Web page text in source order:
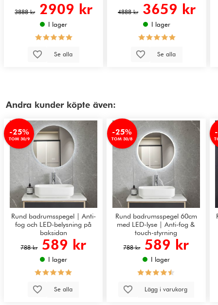
3888 kr 2909 kr
I lager
Se alla
4888 kr 3659 kr
I lager
Se alla
Andra kunder köpte även:
-25%
TOM 30/9
Rund badrumsspegel | Anti-
fog och LED-belysning på
baksidan
788 kr 589 kr
I lager
Se alla
-25%
TOM 30/8
Rund badrumsspegel 60cm
med LED-lyse | Anti-fog &
touch-styrning
788 kr 589 kr
I lager
Lägg i varukorg